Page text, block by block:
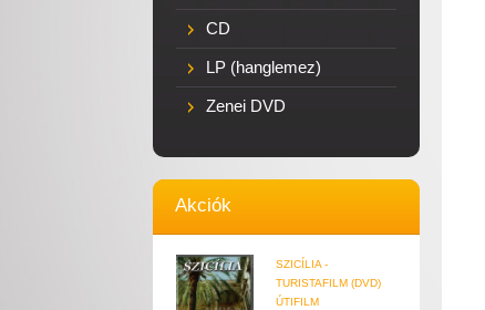
CD
LP (hanglemez)
Zenei DVD
Akciók
SZICÍLIA -
TURISTAFILM (DVD)
ÚTIFILM